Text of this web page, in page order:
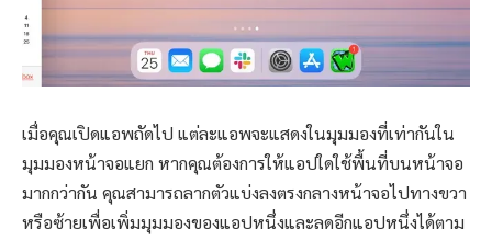
เมื่อคุณเปิดแอพถัดไป แต่ละแอพจะแสดงในมุมมองที่เท่ากันใน
มุมมองหน้าจอแยก หากคุณต้องการให้แอปใดใช้พื้นที่บนหน้าจอ
มากกว่ากัน คุณสามารถลากตัวแบ่งลงตรงกลางหน้าจอไปทางขวา
หรือซ้ายเพื่อเพิ่มมุมมองของแอปหนึ่งและลดอีกแอปหนึ่งได้ตาม